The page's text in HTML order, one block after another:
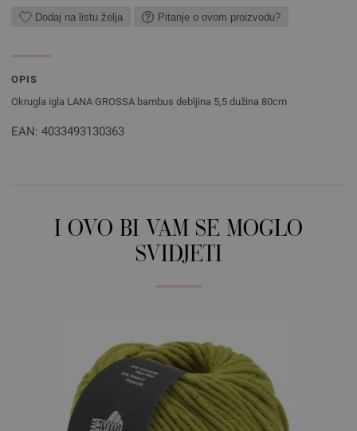
Dodaj na listu želja Pitanje o ovom proizvodu?
OPIS
Okrugla igla LANA GROSSA bambus debljina 5,5 dužina 80cm
EAN: 4033493130363
I OVO BI VAM SE MOGLO
SVIDJETI